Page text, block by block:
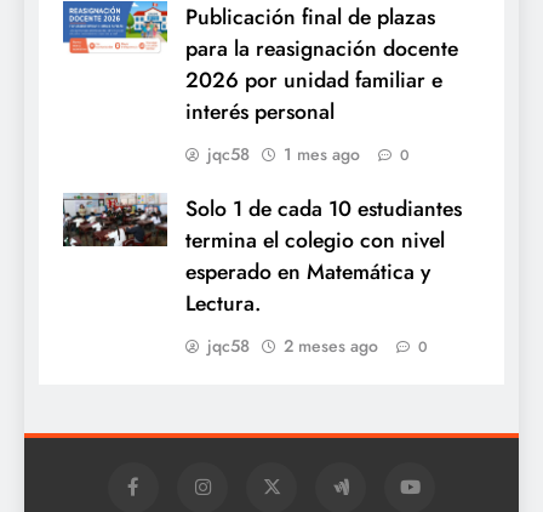
Publicación final de plazas
para la reasignación docente
2026 por unidad familiar e
interés personal
jqc58 1 mes ago 0
Solo 1 de cada 10 estudiantes
termina el colegio con nivel
esperado en Matemática y
Lectura.
jqc58 2 meses ago 0